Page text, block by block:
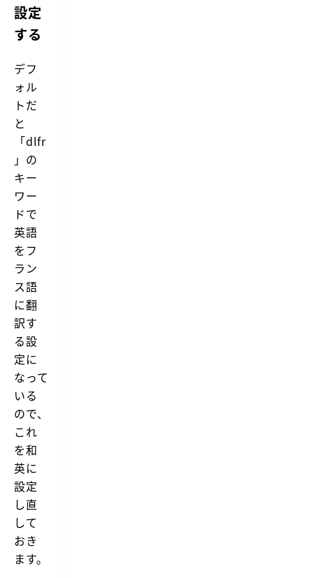
設定
する
デフ
ォル
トだ
と
「dlfr
」の
キー
ワー
ドで
英語
をフ
ラン
ス語
に翻
訳す
る設
定に
なって
いる
ので、
これ
を和
英に
設定
し直
して
おき
ます。